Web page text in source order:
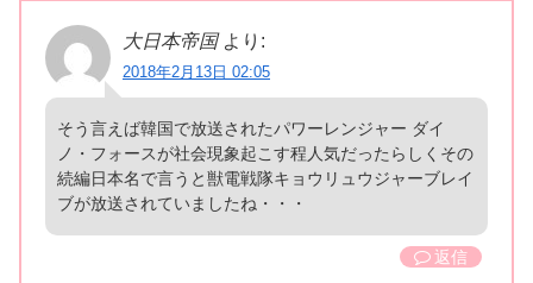
大日本帝国 より:
2018年2月13日 02:05
そう言えば韓国で放送されたパワーレンジャー ダイ
ノ・フォースが社会現象起こす程人気だったらしくその
続編日本名で言うと獣電戦隊キョウリュウジャーブレイ
ブが放送されていましたね・・・
返信